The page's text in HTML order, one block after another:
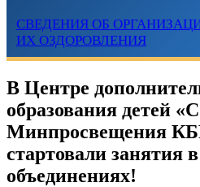
СВЕДЕНИЯ ОБ
ИХ ОЗДОРОВЛЕНИЯ
В Центре
образования детей
Минпросвещения
стартовали занятия
объединениях!